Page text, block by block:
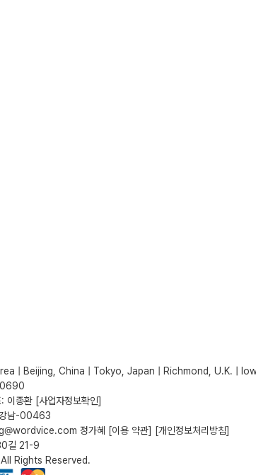
| Beijing, China | Tokyo, Japan | Richmond, U.K. |
이종환 [사업자정보확인]
남-00463
정가혜
[이용 약관]
[개인정보처리방침]
길 21-9
Rights Reserved.